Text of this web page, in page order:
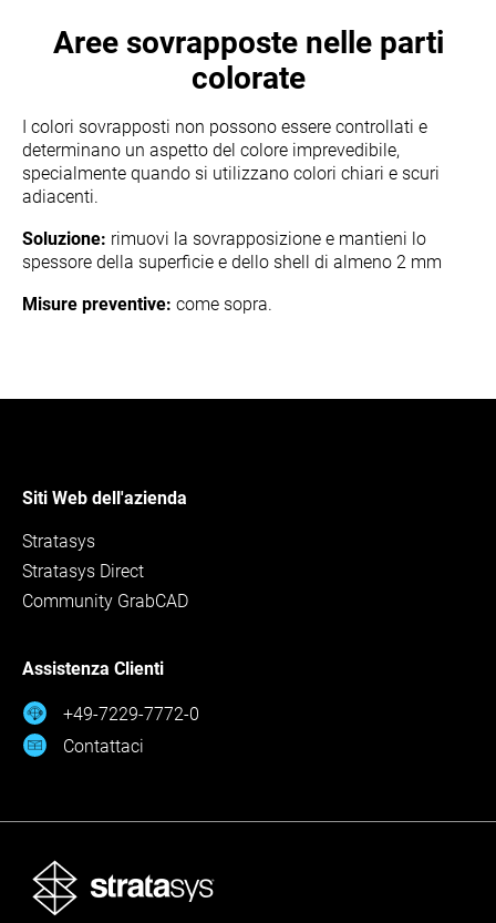
Aree sovrapposte nelle parti
colorate
I colori sovrapposti non possono essere controllati e
determinano un aspetto del colore imprevedibile,
specialmente quando si utilizzano colori chiari e scuri
adiacenti.
Soluzione: rimuovi la sovrapposizione e mantieni lo
spessore della superficie e dello shell di almeno 2 mm
Misure preventive: come sopra.
Siti Web dell'azienda
Stratasys
Stratasys Direct
Community GrabCAD
Assistenza Clienti
+49-7229-7772-0
Contattaci